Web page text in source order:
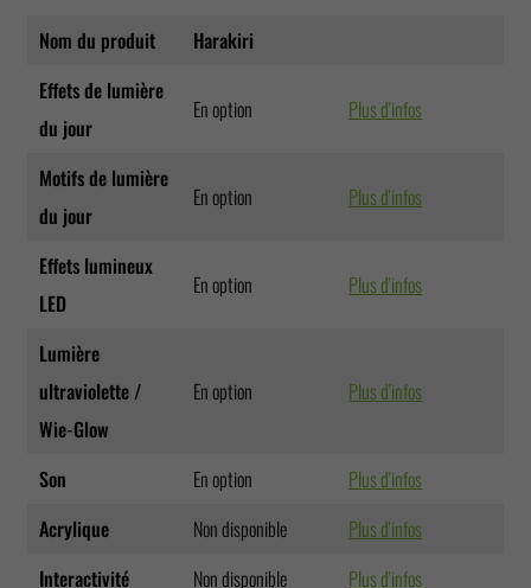
Nom du produit
Harakiri
Effets de lumière
du jour
En option Plus d'infos
Motifs de lumière
du jour
En option Plus d'infos
Effets lumineux
LED
En option Plus d'infos
Lumière
ultraviolette /
Wie-Glow
En option Plus d'infos
Son En option
Plus d'infos
Acrylique
Non disponible
Plus d'infos
Interactivité
Non disponible
Plus d'infos